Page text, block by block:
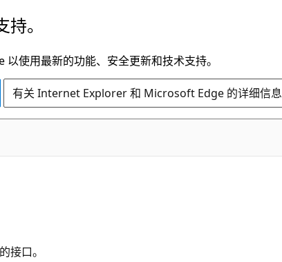
。
使用最新的功能、安全更新和技术支持。
有关 Internet Explorer 和 Microsoft Edge 的详细信息
接口。